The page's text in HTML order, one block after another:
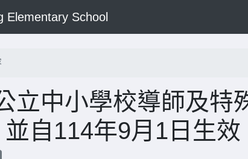
Elementary School
立中小學校導師及特
自114年9月1日生效